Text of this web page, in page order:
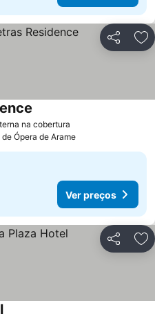
Partilhar
na cobertura
Ópera de Arame
Ver preços
Partilhar